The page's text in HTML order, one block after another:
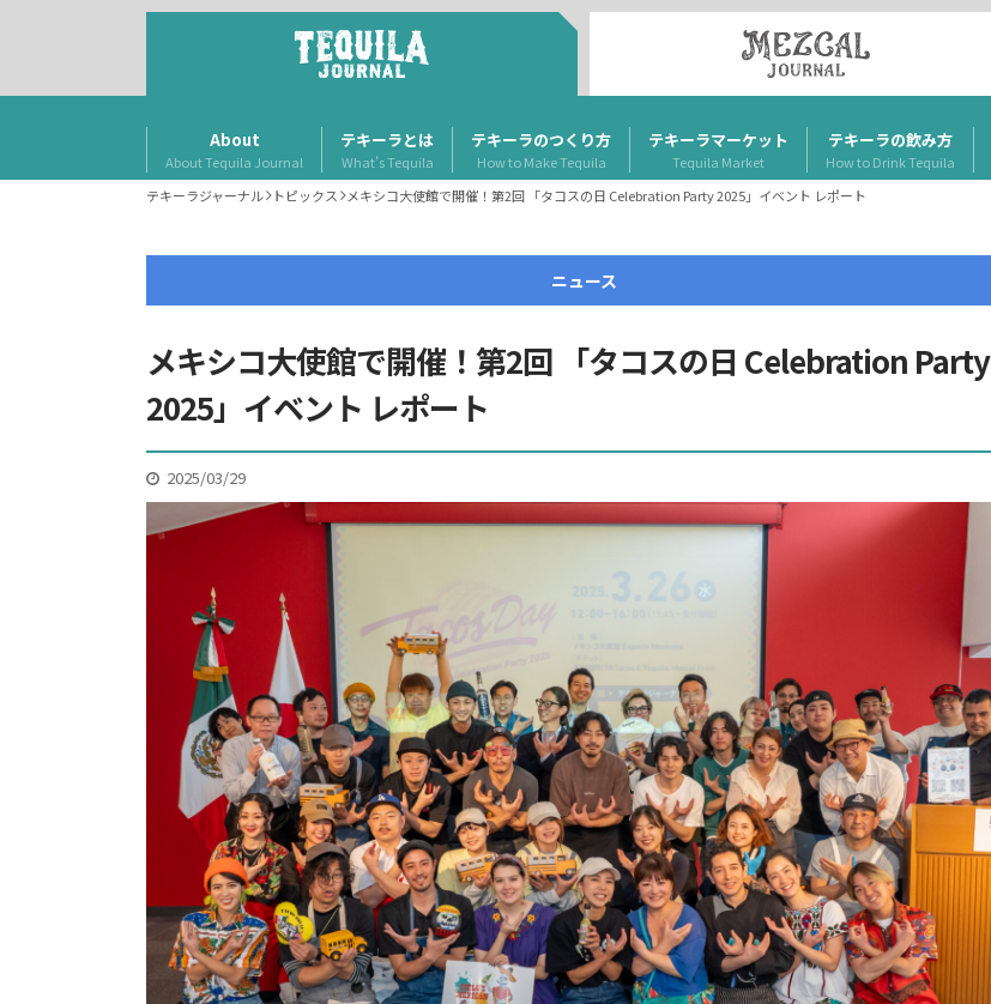
About
About Tequila Journal
テキーラとは
What’s Tequila
テキーラのつくり方
How to Make Tequila
テキーラマーケット
Tequila Market
テキーラの飲み方
How to Drink Tequila
テキーラジャーナル トピックス メキシコ大使館で開催！第2回 「タコスの日 Celebration Party 2025」イベント レポート
ニュース
メキシコ大使館で開催！第2回 「タコスの日 Celebration Party
2025」イベント レポート
2025/03/29